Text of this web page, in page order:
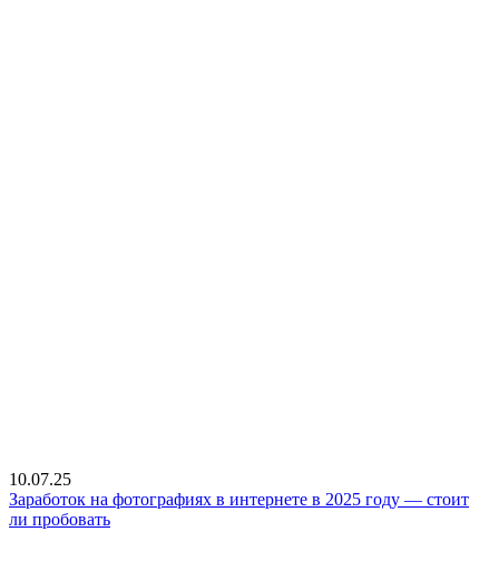
10.07.25
Заработок на фотографиях в интернете в 2025 году — стоит
ли пробовать